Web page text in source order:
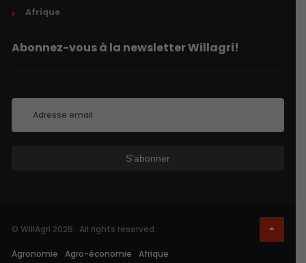
Afrique
Abonnez-vous à la newsletter Willagri!
© WillAgri 2026 . All rights reserved.
Agronomie Agro-économie Afrique